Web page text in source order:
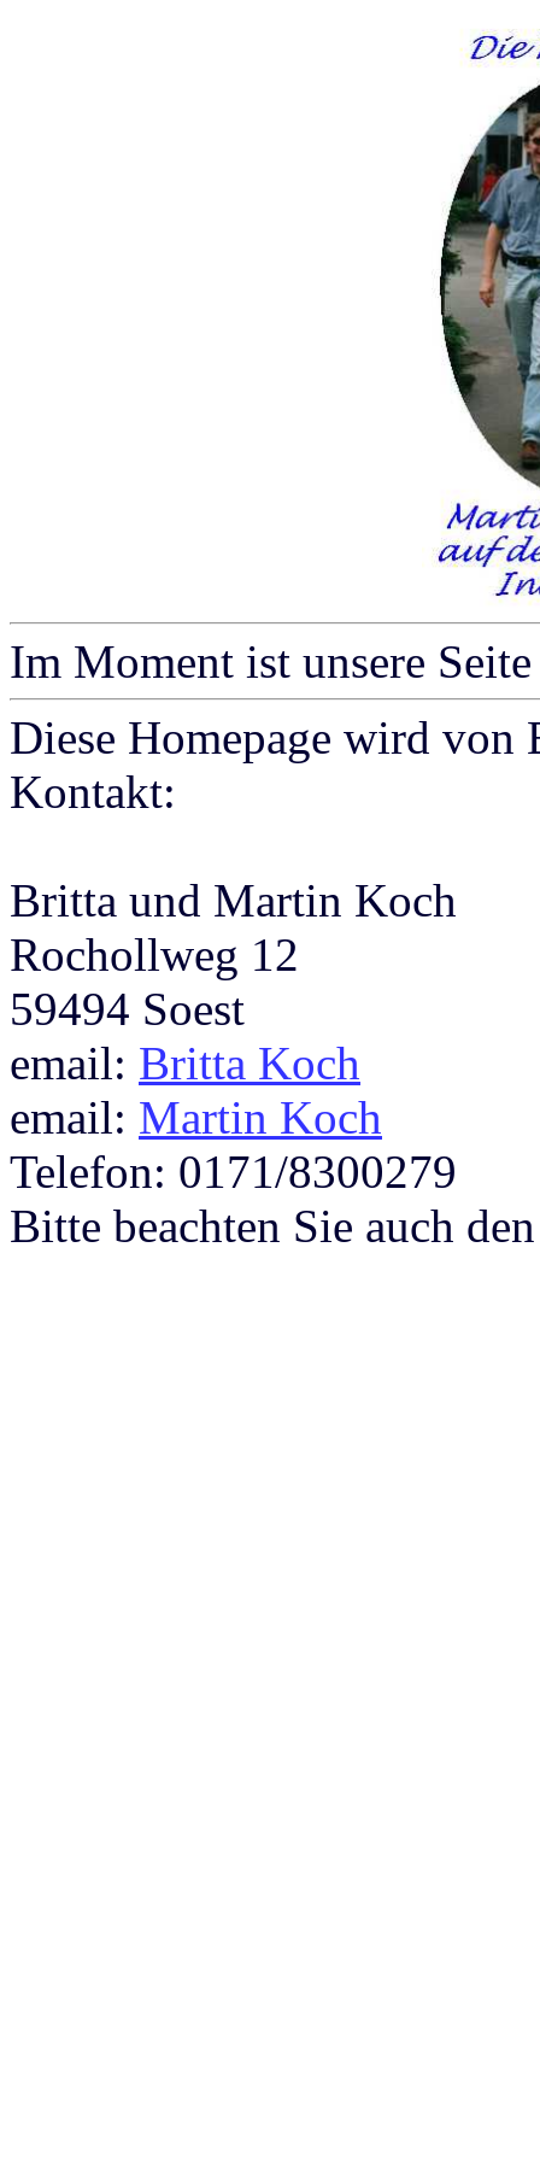
Im Moment ist unsere
Diese Homepage wird
Kontakt:
Britta und Martin Koch
Rochollweg 12
59494 Soest
email: Britta Koch
email: Martin Koch
Telefon: 0171/8300279
Bitte beachten Sie auch